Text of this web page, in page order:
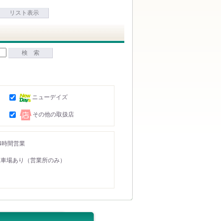
リスト表示
検 索
ニューデイズ
その他の取扱店
時間営業
場あり（営業所のみ）